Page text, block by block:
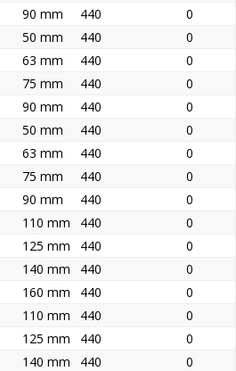
90 mm 440
0
50 mm 440
0
63 mm 440
0
75 mm 440
0
90 mm 440
0
50 mm 440
0
63 mm 440
0
75 mm 440
0
90 mm 440
0
110 mm 440
0
125 mm 440
0
140 mm 440
0
160 mm 440
0
110 mm 440
0
125 mm 440
0
140 mm 440
0